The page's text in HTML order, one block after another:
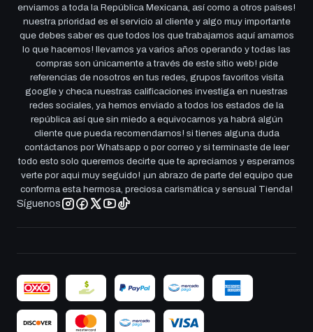
enviamos a toda la República Mexicana, así como a otros países!
nuestra prioridad es el servicio al cliente y algo muy importante
que debes saber es que todos los que trabajamos aquí amamos
lo que hacemos! llevamos ya varios años operando y todas las
compras son únicamente a través de este sitio web! pide
referencias de nosotros en tus redes, grupos favoritos visita
google y checa nuestras calificaciones investiga en nuestras
redes sociales, ya hemos enviado a todos los estados de la
república así que sin miedo a equivocarnos ya habrá algún
cliente que pueda recomendarnos! si tienes alguna duda
contáctanos por Whatsapp o por correo y si terminaste de leer
todo esto solo queremos decirte que te apreciamos y esperamos
verte por aqui muy seguido! ¡un abrazo de parte del equipo que
conforma esta hermosa, preciosa carismática y sensual Tienda!
Síguenos